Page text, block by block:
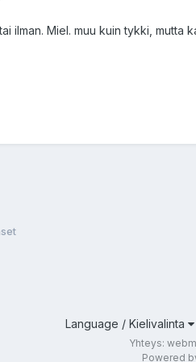
ilman. Miel. muu kuin tykki, mutta
Language / Kielivalinta
Yhteys:
Powered